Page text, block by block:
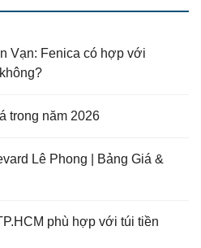
Vạn: Fenica có hợp với
trong năm 2026
Lê Phong | Bảng Giá &
phù hợp với túi tiền